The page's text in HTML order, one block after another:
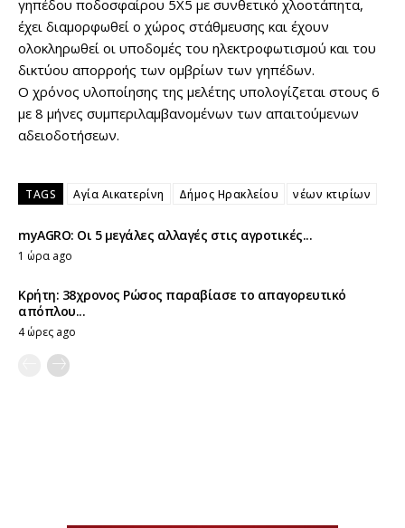
γηπέδου ποδοσφαίρου 5X5 με συνθετικό χλοοτάπητα,
έχει διαμορφωθεί ο χώρος στάθμευσης και έχουν
ολοκληρωθεί οι υποδομές του ηλεκτροφωτισμού και του
δικτύου απορροής των ομβρίων των γηπέδων.
Ο χρόνος υλοποίησης της μελέτης υπολογίζεται στους 6
με 8 μήνες συμπεριλαμβανομένων των απαιτούμενων
αδειοδοτήσεων.
TAGS Αγία Αικατερίνη Δήμος Ηρακλείου νέων κτιρίων
myAGRO: Οι 5 μεγάλες αλλαγές στις αγροτικές...
1 ώρα ago
Κρήτη: 38χρονος Ρώσος παραβίασε το απαγορευτικό
απόπλου...
4 ώρες ago